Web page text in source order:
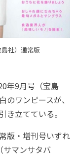
社）通常版
年9月号（宝島
ワンピースが、
き立てている。
版・増刊号いずれ
サマンサタバ